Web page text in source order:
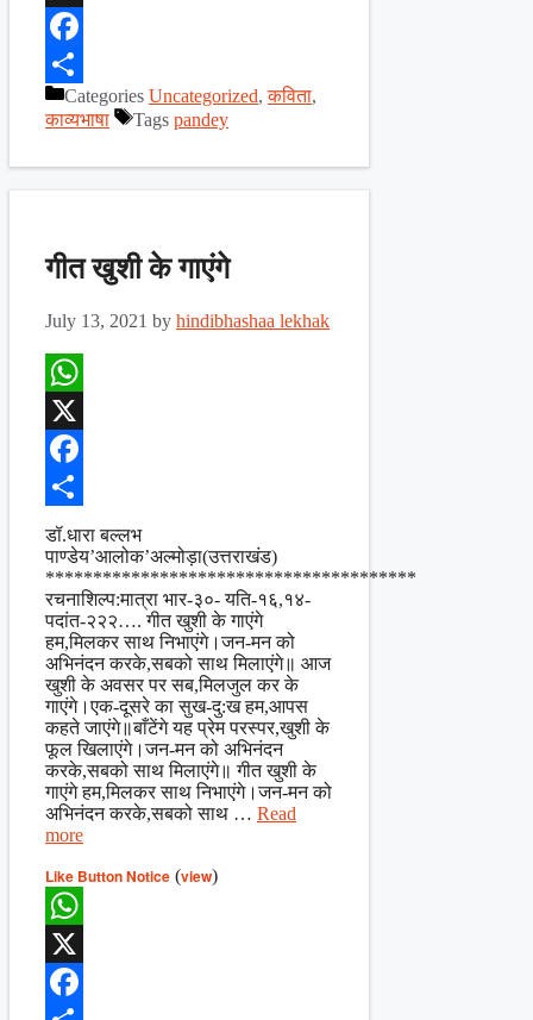
X
Facebook
ShareCategories Uncategorized,कविता,
काव्यभाषा
Tags pandey
गीत खुशी के गाएंगे
July 13, 2021 by hindibhashaa lekhak
WhatsApp
X
Facebook
Share
डॉ.धारा बल्लभ
पाण्डेय’आलोक’अल्मोड़ा(उत्तराखंड)
***************************************
रचनाशिल्प:मात्रा भार-३०- यति-१६,१४-
पदांत-२२२…. गीत खुशी के गाएंगे
हम,मिलकर साथ निभाएंगे।जन-मन को
अभिनंदन करके,सबको साथ मिलाएंगे॥ आज
खुशी के अवसर पर सब,मिलजुल कर के
गाएंगे।एक-दूसरे का सुख-दु:ख हम,आपस
कहते जाएंगे॥बाँटेंगे यह प्रेम परस्पर,खुशी के
फूल खिलाएंगे।जन-मन को अभिनंदन
करके,सबको साथ मिलाएंगे॥ गीत खुशी के
गाएंगे हम,मिलकर साथ निभाएंगे।जन-मन को
अभिनंदन करके,सबको साथ … Read
more
Like Button Notice (view)
WhatsApp
X